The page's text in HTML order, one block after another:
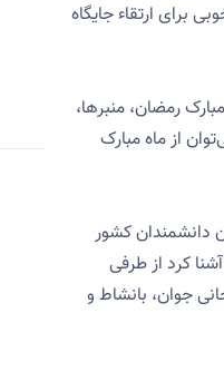
برای ارتقاء جایگاه
رمضان، منبرها،
از ماه مبارک
دانشمندان کشور
کرد از طرفی
جوان، بانشاط و